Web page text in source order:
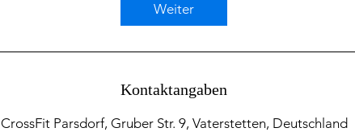
n
Weiter
Kontaktangaben
CrossFit Parsdorf, Gruber Str. 9, Vaterstetten, Deutschland